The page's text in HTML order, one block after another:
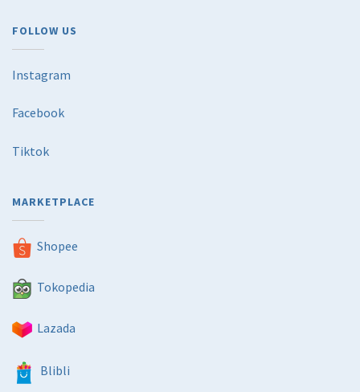
FOLLOW US
Instagram
Facebook
Tiktok
MARKETPLACE
Shopee
Tokopedia
Lazada
Blibli